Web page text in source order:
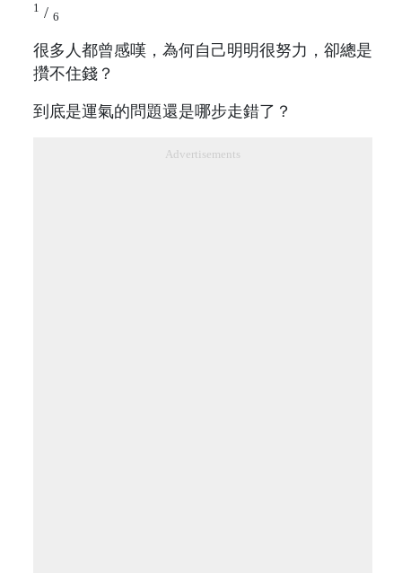
1 / 6
很多人都曾感嘆，為何自己明明很努力，卻總是
攢不住錢？
到底是運氣的問題還是哪步走錯了？
Advertisements